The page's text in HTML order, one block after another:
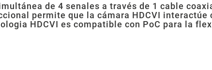
de 4 senales a través de 1 cable
permite que la cámara HDCVI interactúe
HDCVI es compatible con PoC para la